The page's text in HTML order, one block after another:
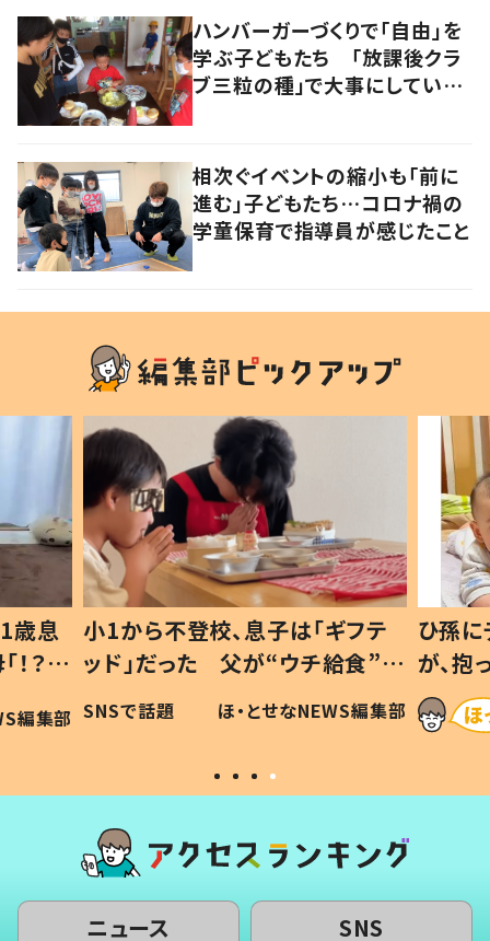
ハンバーガーづくりで「自由」を
学ぶ子どもたち 「放課後クラ
ブ三粒の種」で大事にしている
相次ぐイベントの縮小も「前に
進む」子どもたち…コロナ禍の
学童保育で指導員が感じたこと
歳息
？」
編集部
小1から不登校、息子は「ギフテ
ッド」だった 父が“ウチ給食”を
作り続ける理由とは #令和の親
#令和の子
SNSで話題 ほ・とせなNEWS編集部
ひ孫
が、
「涙が
い」
ニュース SNS